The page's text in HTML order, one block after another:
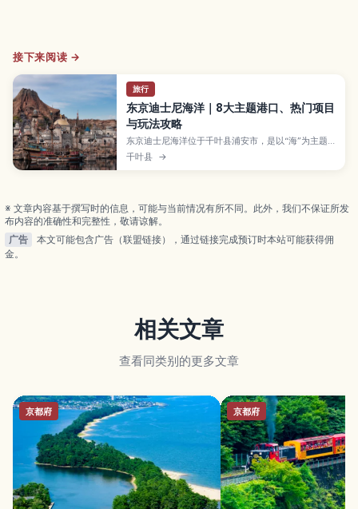
接下来阅读 →
旅行
东京迪士尼海洋｜8大主题港口、热门项目
与玩法攻略
东京迪士尼海洋位于千叶县浦安市，是以“海”为主题
的独特迪士尼乐园，拥有包括“梦幻泉乡”在内的8大主
题港口。本文按区域整理必玩设施、推荐美食与人气
千叶县 →
※ 文章内容基于撰写时的信息，可能与当前情况有所不同。此外，我们不保证所发
布内容的准确性和完整性，敬请谅解。
广告
本文可能包含广告（联盟链接），通过链接完成预订时本站可能获得佣
金。
相关文章
查看同类别的更多文章
京都府 京都府